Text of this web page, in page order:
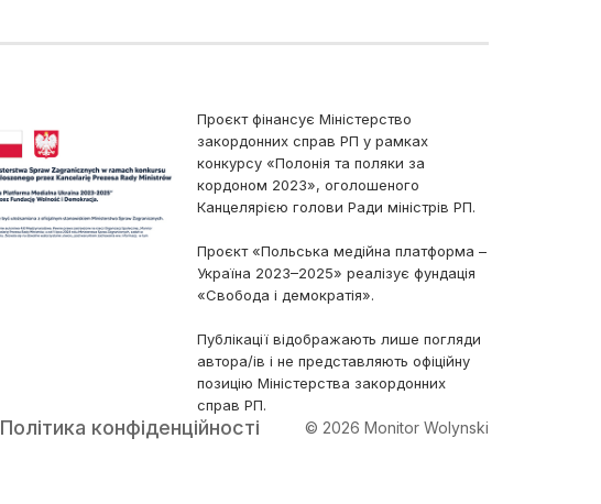
Проєкт фінансує Міністерство
закордонних справ РП у рамках
конкурсу «Полонія та поляки за
кордоном 2023», оголошеного
Канцелярією голови Ради міністрів РП.
Проєкт «Польська медійна платформа –
Україна 2023–2025» реалізує фундація
«Свобода і демократія».
Публікації відображають лише погляди
автора/ів і не представляють офіційну
позицію Міністерства закордонних
справ РП.
Політика конфіденційності © 2026 Monitor Wolynski